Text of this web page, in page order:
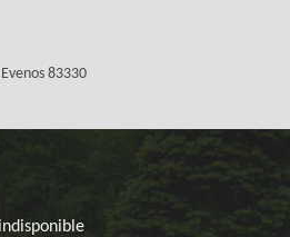
83330
indisponible